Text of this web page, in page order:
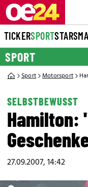
TICKERSPORTSTARS
SPORT
Sport Motorsport
SELBSTBEWUSST
Hamilton:
27.09.2007, 14:42